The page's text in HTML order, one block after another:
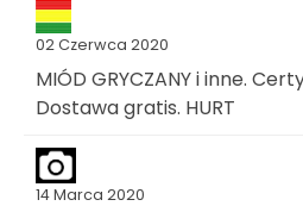
02 Czerwca 2020
MIÓD GRYCZANY i inne.
Dostawa gratis. HURT
14 Marca 2020